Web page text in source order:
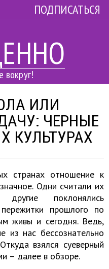
вокруг!
ПОДПИСАТЬСЯ
ИЛИ
ЧЕРНЫЕ
КУЛЬТУРАХ
странах отношение к
Одни считали их
поклонялись
прошлого по
живы и сегодня. Ведь,
из нас бессознательно
взялся суеверный
– далее в обзоре.